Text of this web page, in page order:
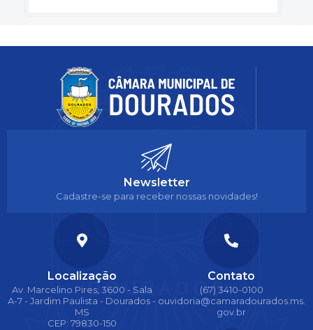
Newsletter
Cadastre-se para receber nossas novidades!
Localização
Av. Marcelino Pires, 3600 - Sala
A-7 - Jardim Paulista - Dourados -
MS
CEP: 79830-150
Contato
(67) 3410-0100
ouvidoria@camaradourados.ms.
gov.br